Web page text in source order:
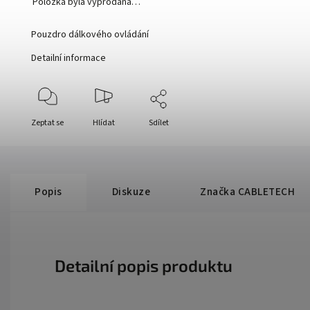
Pouzdro dálkového ovládání
Detailní informace
Zeptat se Hlídat Sdílet
Popis Diskuze Značka CABLETECH
Detailní popis produktu